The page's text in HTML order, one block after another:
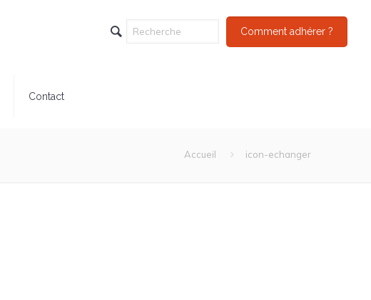
Contact
Comment adhérer ?
Accueil icon-echanger